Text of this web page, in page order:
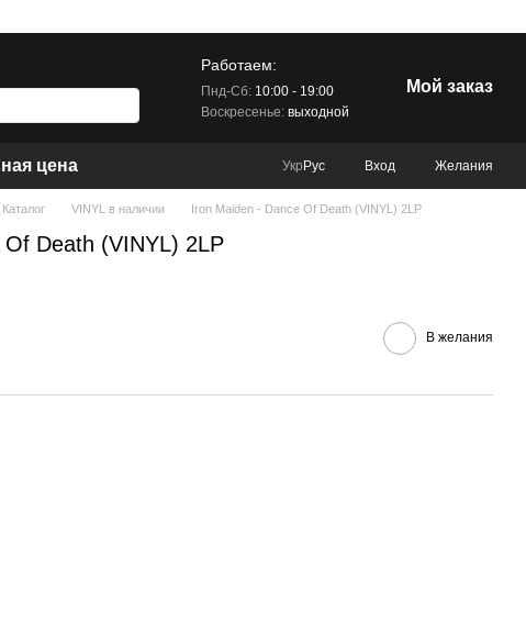
Работаем:
Пнд-Сб:10:00 - 19:00
Воскресенье:выходной
Мой заказ
цена Укр Рус Вход Желания
Каталог VINYL в наличии Iron Maiden - Dance Of Death (VINYL) 2LP
Death (VINYL) 2LP
В желания